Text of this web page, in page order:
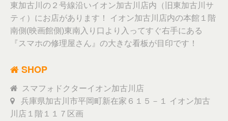
東加古川の２号線沿いイオン加古川店内（旧東加古川サ
ティ）にお店があります！ イオン加古川店内の本館１階
南側(映画館側)東南入り口より入ってすぐ右手にある
『スマホの修理屋さん』の大きな看板が目印です！
SHOP
スマフォドクターイオン加古川店
兵庫県加古川市平岡町新在家６１５－１ イオン加古
川店１階１１７区画